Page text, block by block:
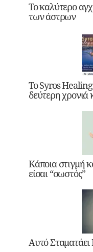
Το καλύτερο
των άστρων
Το Syros
δεύτερη χρονιά
Κάποια στιγμή
είσαι “σωστός”
Αυτό